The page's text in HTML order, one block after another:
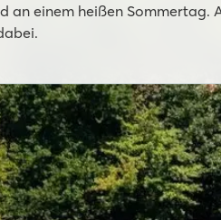
an einem heißen Sommertag.